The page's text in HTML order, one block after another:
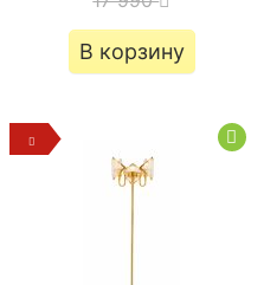
В корзину